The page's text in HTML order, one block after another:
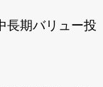
長期バリュー投